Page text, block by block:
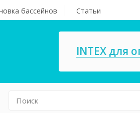
бассейнов Статьи
INTEX для